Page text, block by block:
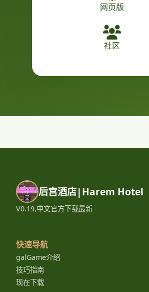
网页版
社区
后宫酒店|Harem Hotel
V0.19,中文官方下载最新
快速导航
galGame介绍
技巧指南
现在下载